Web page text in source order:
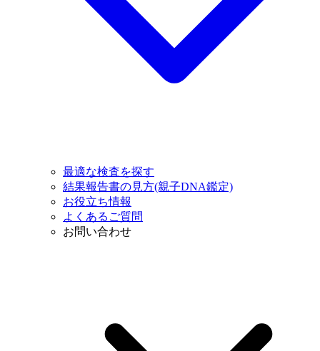
最適な検査を探す
結果報告書の見方(親子DNA鑑定)
お役立ち情報
よくあるご質問
お問い合わせ